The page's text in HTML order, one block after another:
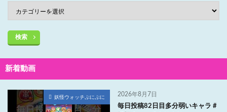
検索
新着動画
妖怪ウォッチぷにぷに 2026年8月7日
毎日投稿82日目多分弱いキャラ #